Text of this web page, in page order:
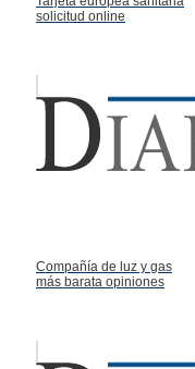
solicitud online
Compañía de luz y gas
más barata opiniones